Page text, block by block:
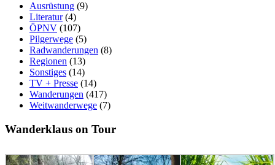
Ausrüstung (9)
Literatur(4)
ÖPNV (107)
Pilgerwege (5)
Radwanderungen (8)
Regionen (13)
Sonstiges (14)
TV + Presse (14)
Wanderungen (417)
Weitwanderwege (7)
Wanderklaus on Tour